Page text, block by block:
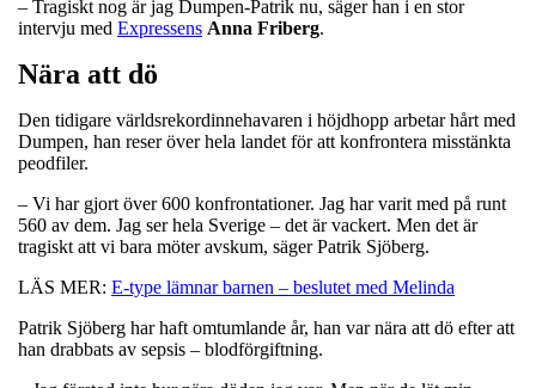
– Tragiskt nog är jag Dumpen-Patrik nu, säger han i en stor
intervju med Expressens Anna Friberg.
Nära att dö
Den tidigare världsrekordinnehavaren i höjdhopp arbetar hårt med
Dumpen, han reser över hela landet för att konfrontera misstänkta
peodfiler.
– Vi har gjort över 600 konfrontationer. Jag har varit med på runt
560 av dem. Jag ser hela Sverige – det är vackert. Men det är
tragiskt att vi bara möter avskum, säger Patrik Sjöberg.
LÄS MER: E-type lämnar barnen – beslutet med Melinda
Patrik Sjöberg har haft omtumlande år, han var nära att dö efter att
han drabbats av sepsis – blodförgiftning.